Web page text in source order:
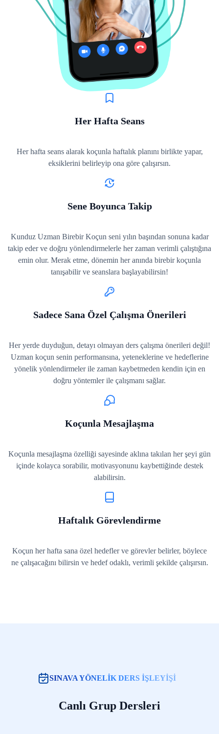
Her Hafta Seans
Her hafta seans alarak koçunla haftalık planını birlikte yapar,
eksiklerini belirleyip ona göre çalışırsın.
Sene Boyunca Takip
Kunduz Uzman Birebir Koçun seni yılın başından sonuna kadar
takip eder ve doğru yönlendirmelerle her zaman verimli çalıştığına
emin olur. Merak etme, dönemin her anında birebir koçunla
tanışabilir ve seanslara başlayabilirsin!
Sadece Sana Özel Çalışma Önerileri
Her yerde duyduğun, detayı olmayan ders çalışma önerileri değil!
Uzman koçun senin performansına, yeteneklerine ve hedeflerine
yönelik yönlendirmeler ile zaman kaybetmeden kendin için en
doğru yöntemler ile çalışmanı sağlar.
Koçunla Mesajlaşma
Koçunla mesajlaşma özelliği sayesinde aklına takılan her şeyi gün
içinde kolayca sorabilir, motivasyonunu kaybettiğinde destek
alabilirsin.
Haftalık Görevlendirme
Koçun her hafta sana özel hedefler ve görevler belirler, böylece
ne çalışacağını bilirsin ve hedef odaklı, verimli şekilde çalışırsın.
SINAVA YÖNELİK DERS İŞLEYİŞİ
Canlı Grup Dersleri